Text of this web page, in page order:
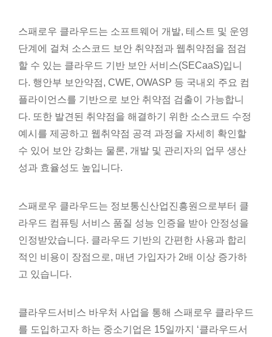
스패로우 클라우드는 소프트웨어 개발, 테스트 및 운영
단계에 걸쳐 소스코드 보안 취약점과 웹취약점을 점검
할 수 있는 클라우드 기반 보안 서비스(SECaaS)입니
다. 행안부 보안약점, CWE, OWASP 등 국내외 주요 컴
플라이언스를 기반으로 보안 취약점 검출이 가능합니
다. 또한 발견된 취약점을 해결하기 위한 소스코드 수정
예시를 제공하고 웹취약점 공격 과정을 자세히 확인할
수 있어 보안 강화는 물론, 개발 및 관리자의 업무 생산
성과 효율성도 높입니다.
스패로우 클라우드는 정보통신산업진흥원으로부터 클
라우드 컴퓨팅 서비스 품질 성능 인증을 받아 안정성을
인정받았습니다. 클라우드 기반의 간편한 사용과 합리
적인 비용이 장점으로, 매년 가입자가 2배 이상 증가하
고 있습니다.
클라우드서비스 바우처 사업을 통해 스패로우 클라우드
를 도입하고자 하는 중소기업은 15일까지 ‘클라우드서